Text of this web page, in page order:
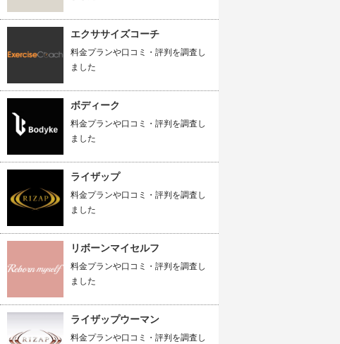
エクササイズコーチ
料金プランや口コミ・評判を調査し
ました
ボディーク
料金プランや口コミ・評判を調査し
ました
ライザップ
料金プランや口コミ・評判を調査し
ました
リボーンマイセルフ
料金プランや口コミ・評判を調査し
ました
ライザップウーマン
料金プランや口コミ・評判を調査し